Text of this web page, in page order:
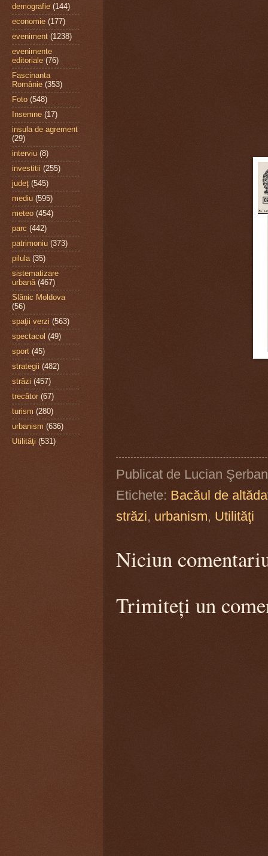
Publicat de Lucian Şerban
Etichete: Bacăul de
străzi, urbanism, Utilităţi
Niciun
Trimiteți un
demografie (144)
economie (177)
eveniment (1238)
evenimente
editoriale (76)
Fascinanta
Românie (353)
Foto (548)
Insemne (17)
insula de agrement
(29)
interviu (8)
investitii (255)
judeţ (545)
mediu (595)
meteo (454)
parc (442)
patrimoniu (373)
pilula (35)
sistematizare
urbană (467)
Slănic Moldova
(56)
spaţii verzi (563)
spectacol (49)
sport (45)
strategii (482)
străzi (457)
trecător (67)
turism (280)
urbanism (636)
Utilităţi (531)